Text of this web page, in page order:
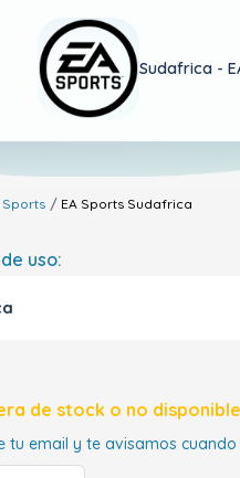
Sudafrica -
Sports EA Sports Sudafrica
uso:
de stock o no disponible
tu email y te avisamos cuando